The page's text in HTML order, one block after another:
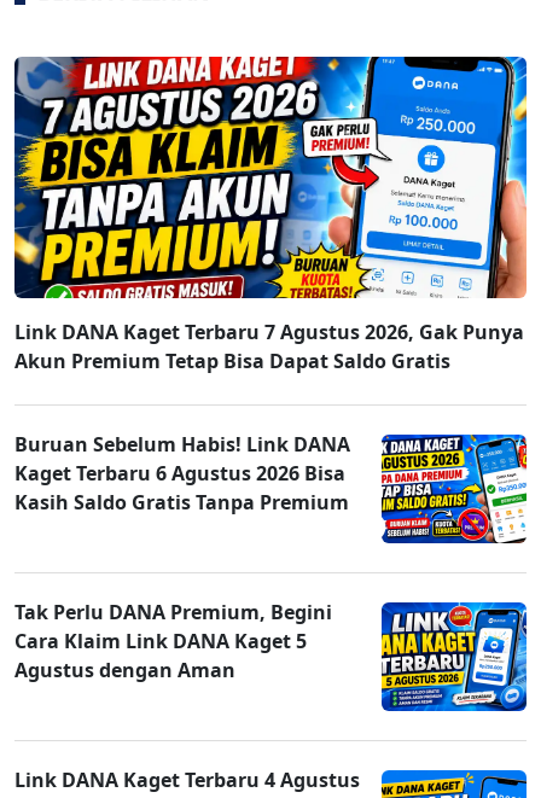
Link DANA Kaget Terbaru 7 Agustus 2026, Gak Punya
Akun Premium Tetap Bisa Dapat Saldo Gratis
Buruan Sebelum Habis! Link DANA
Kaget Terbaru 6 Agustus 2026 Bisa
Kasih Saldo Gratis Tanpa Premium
Tak Perlu DANA Premium, Begini
Cara Klaim Link DANA Kaget 5
Agustus dengan Aman
Link DANA Kaget Terbaru 4 Agustus